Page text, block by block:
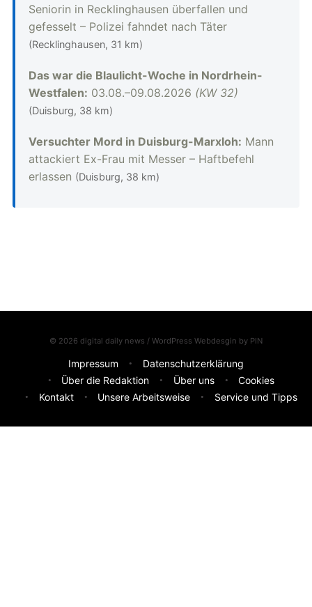
Seniorin in Recklinghausen überfallen und
gefesselt – Polizei fahndet nach Täter
(Recklinghausen, 31 km)
Das war die Blaulicht-Woche in Nordrhein-
Westfalen: 03.08.–09.08.2026 (KW 32)
(Duisburg, 38 km)
Versuchter Mord in Duisburg-Marxloh: Mann
attackiert Ex-Frau mit Messer – Haftbefehl
erlassen (Duisburg, 38 km)
© 2026 digital daily news / WordPress Webdesgin by PIN
Impressum
Datenschutzerklärung
Über die Redaktion
Über uns
Cookies
Kontakt
Unsere Arbeitsweise Service und Tipps